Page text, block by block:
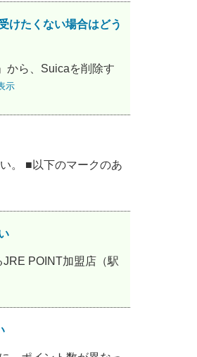
けたくない場合はどう
から、Suicaを削除す
示
。 ■以下のマークのあ
POINT加盟店（駅